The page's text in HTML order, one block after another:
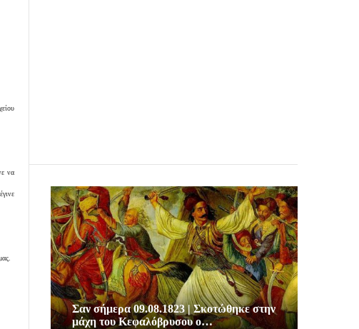
να
Σαν σήμερα 09.08.1823 | Σκοτώθηκε στην
μάχη του Κεφαλόβρυσου ο…